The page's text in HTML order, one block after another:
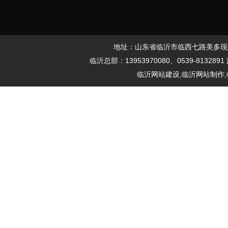
地址：山东省临沂市临西七路美多
临沂总部：13953970080、0539-
临沂网站建设,临沂网站制作